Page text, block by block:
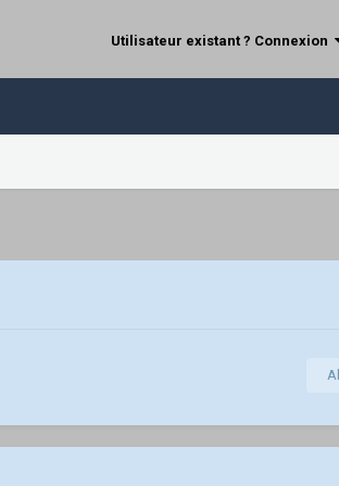
Utilisateur existant ? Connexion